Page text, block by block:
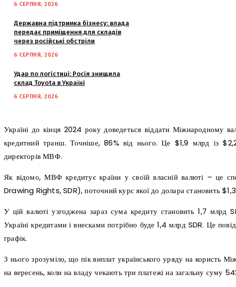
6 СЕРПНЯ, 2026
Державна підтримка бізнесу: влада
передає приміщення для складів
через російські обстріли
6 СЕРПНЯ, 2026
Удар по логістиці: Росія знищила
склад Toyota в Україні
6 СЕРПНЯ, 2026
Україні до кінця 2024 року доведеться віддати Міжнародному
кредитний транш. Точніше, 86% від нього. Це $1,9 млрд із
директорів МВФ.
Як відомо, МВФ кредитує країни у своїй власній валюті – це
Drawing Rights, SDR), поточний курс якої до долара становить
У цій валюті узгоджена зараз сума кредиту становить 1,7 млрд
Україні кредитами і внесками потрібно буде 1,4 млрд SDR. Це
графік.
З нього зрозуміло, що пік виплат українського уряду на користь
на вересень, коли на владу чекають три платежі на загальну суму